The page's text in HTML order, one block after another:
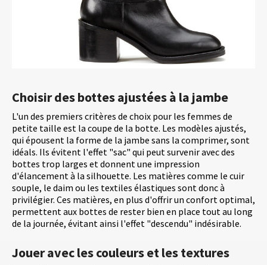
Choisir des bottes ajustées à la jambe
L'un des premiers critères de choix pour les femmes de
petite taille est la coupe de la botte. Les modèles ajustés,
qui épousent la forme de la jambe sans la comprimer, sont
idéals. Ils évitent l'effet "sac" qui peut survenir avec des
bottes trop larges et donnent une impression
d'élancement à la silhouette. Les matières comme le cuir
souple, le daim ou les textiles élastiques sont donc à
privilégier. Ces matières, en plus d'offrir un confort optimal,
permettent aux bottes de rester bien en place tout au long
de la journée, évitant ainsi l'effet "descendu" indésirable.
Jouer avec les couleurs et les textures